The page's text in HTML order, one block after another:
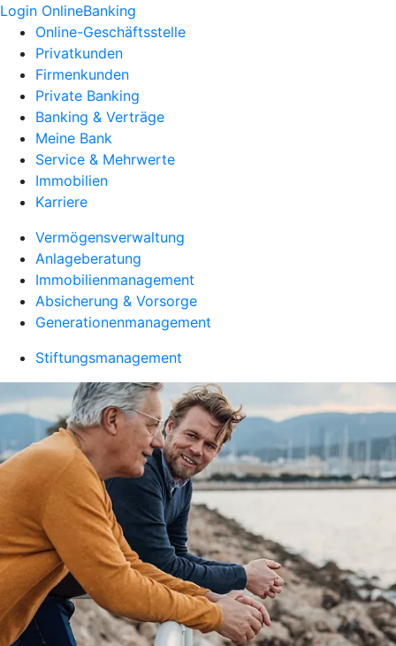
Login OnlineBanking
Online-Geschäftsstelle
Privatkunden
Firmenkunden
Private Banking
Banking & Verträge
Meine Bank
Service & Mehrwerte
Immobilien
Karriere
Vermögensverwaltung
Anlageberatung
Immobilienmanagement
Absicherung & Vorsorge
Generationenmanagement
Stiftungsmanagement